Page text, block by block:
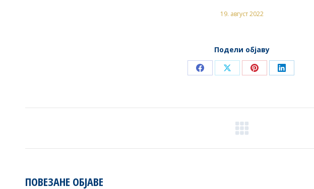
19. август 2022
Подели објаву
Share
Facebook
Share
X
Share
Pinterest
Share
LinkedIn
ПОВЕЗАНЕ ОБЈАВЕ